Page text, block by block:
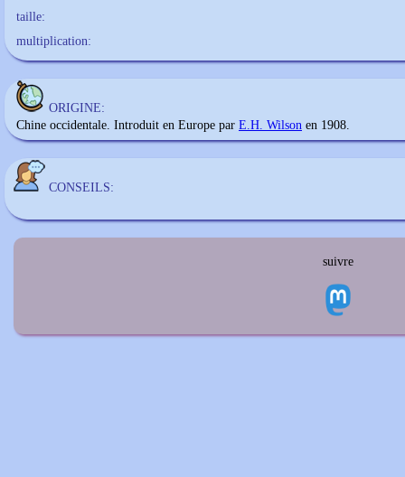
taille:
multiplication:
ORIGINE:
Chine occidentale. Introduit en Europe par E.H. Wilson en 1908.
CONSEILS:
suivre